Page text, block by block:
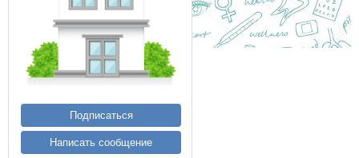
Подписаться
Написать сообщение